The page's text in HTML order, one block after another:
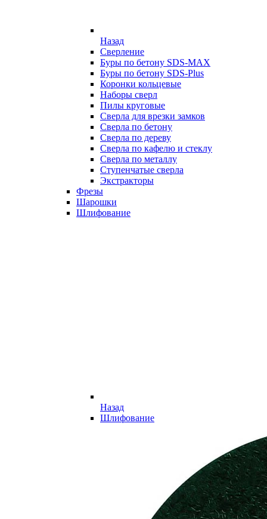
Назад
Сверление
Буры по бетону SDS-MAX
Буры по бетону SDS-Plus
Коронки кольцевые
Наборы сверл
Пилы круговые
Сверла для врезки замков
Сверла по бетону
Сверла по дереву
Сверла по кафелю и стеклу
Сверла по металлу
Ступенчатые сверла
Экстракторы
Фрезы
Шарошки
Шлифование
Назад
Шлифование